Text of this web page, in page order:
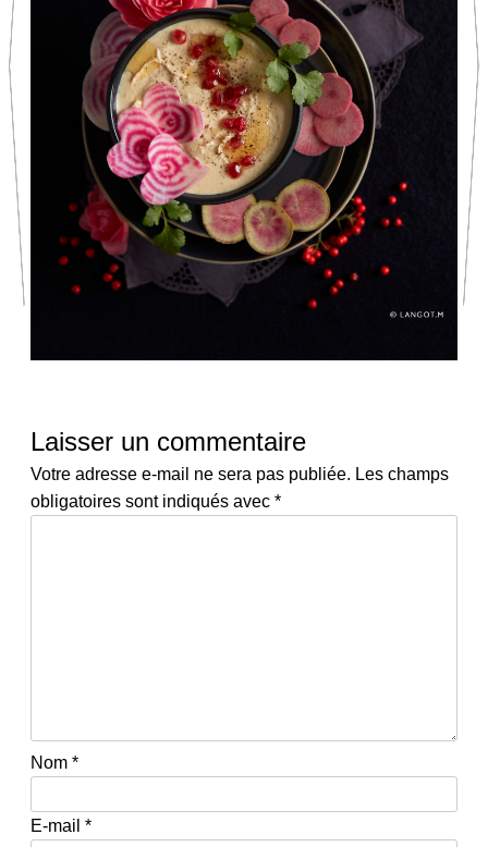
Laisser un commentaire
Votre adresse e-mail ne sera pas publiée. Les champs
obligatoires sont indiqués avec *
Nom *
E-mail *